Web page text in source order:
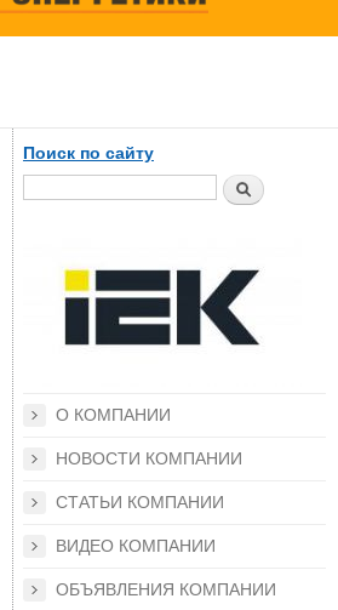
Поиск по сайту
Поиск
О КОМПАНИИ
НОВОСТИ КОМПАНИИ
СТАТЬИ КОМПАНИИ
ВИДЕО КОМПАНИИ
ОБЪЯВЛЕНИЯ КОМПАНИИ